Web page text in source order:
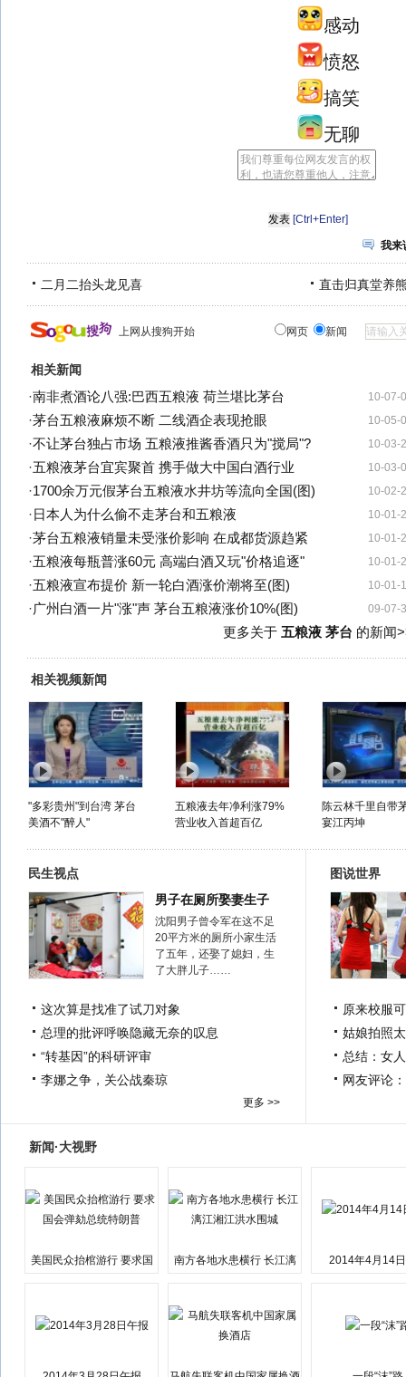
感动
愤怒
搞笑
无聊
[Ctrl+Enter]
我来
二月二抬头龙见喜 直击归真堂养
上网从搜狗开始 网页 新闻
相关新闻
10-07-
·南非煮酒论八强:巴西五粮液 荷兰堪比茅台
10-05-
·茅台五粮液麻烦不断 二线酒企表现抢眼
10-03-
·不让茅台独占市场 五粮液推酱香酒只为"搅局"?
10-03-
·五粮液茅台宜宾聚首 携手做大中国白酒行业
10-02-
·1700余万元假茅台五粮液水井坊等流向全国(图)
10-01-
· 日本人为什么偷不走茅台和五粮液
10-01-
·茅台五粮液销量未受涨价影响 在成都货源趋紧
10-01-
·五粮液每瓶普涨60元 高端白酒又玩"价格追逐"
10-01-
·五粮液宣布提价 新一轮白酒涨价潮将至(图)
09-07-
·广州白酒一片"涨"声 茅台五粮液涨价10%(图)
更多关于 五粮液 茅台 的新闻
相关视频新闻
"多彩贵州"到台湾 茅台
美酒不"醉人"
五粮液去年净利涨79%
营业收入首超百亿
陈云林千里自带
宴江丙坤
民生视点
男子在厕所娶妻生子
沈阳男子曾令军在这不足
20平方米的厕所小家生活
了五年，还娶了媳妇，生
了大胖儿子……
这次算是找准了试刀对象
总理的批评呼唤隐藏无奈的叹息
“转基因”的科研评审
李娜之争，关公战秦琼
更多 >>
图说世界
原来校服
姑娘拍照
总结：女
网友评论
新闻·大视野
美国民众抬棺游行 要求国
南方各地水患横行 长江漓
2014年4月14